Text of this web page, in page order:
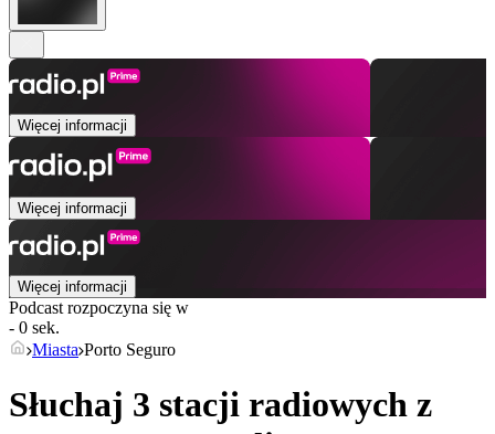
Więcej informacji
Więcej informacji
Więcej informacji
Podcast rozpoczyna się w
- 0 sek.
Miasta Porto Seguro
Słuchaj 3 stacji radiowych z